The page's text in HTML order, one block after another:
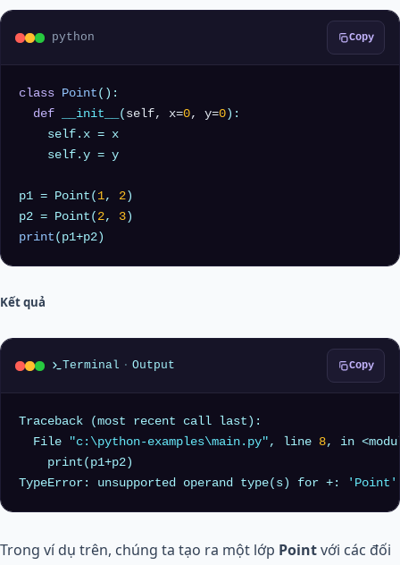
python Copy
class Point ():
def
__init__ ( self, x=0, y=0 ):
    self.x = x
    self.y = y
p1 = Point( 1, 2 )
p2 = Point( 2, 3
print
Kết quả
Terminal · Output Copy
Traceback (most recent call last):
  File
"c:\python-examples\main.py" , line 8, in
    print(p1+p2)
TypeError: unsupported operand type(s) for +:
'Point'
Trong ví dụ trên, chúng ta tạo ra một lớp Pointvới các đối